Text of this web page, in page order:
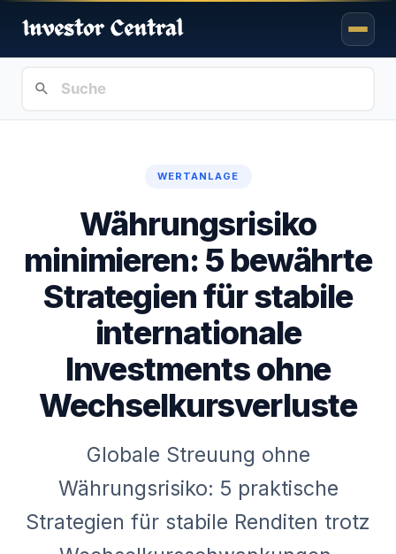
WERTANLAGE
Währungsrisiko
minimieren: 5 bewährte
Strategien für stabile
internationale
Investments ohne
Wechselkursverluste
Globale Streuung ohne
Währungsrisiko: 5 praktische
Strategien für stabile Renditen trotz